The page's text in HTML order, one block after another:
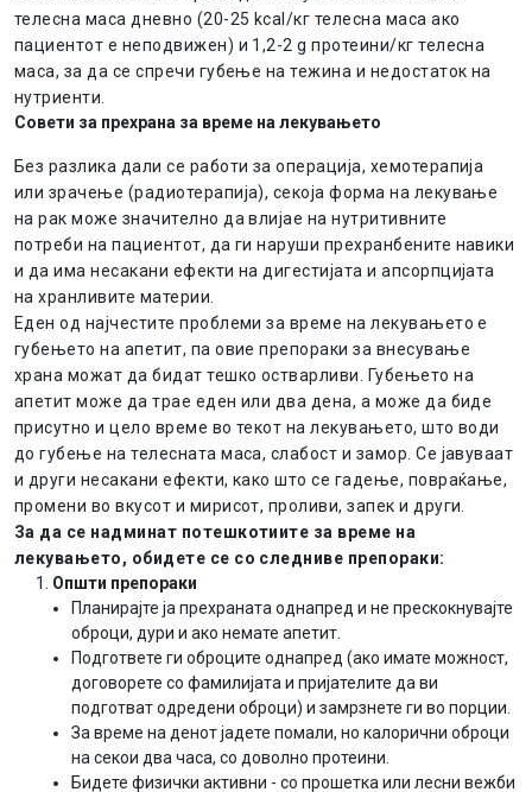
телесна маса дневно (20-25 kcal/кг телесна маса ако
пациентот е неподвижен) и 1,2-2 g протеини/кг телесна
маса, за да се спречи губење на тежина и недостаток на
нутриенти.
Совети за прехрана за време на лекувањето
Без разлика дали се работи за операција, хемотерапија
или зрачење (радиотерапија), секоја форма на лекување
на рак може значително да влијае на нутритивните
потреби на пациентот, да ги наруши прехранбените навики
и да има несакани ефекти на дигестијата и апсорпцијата
на хранливите материи.
Еден од најчестите проблеми за време на лекувањето е
губењето на апетит, па овие препораки за внесување
храна можат да бидат тешко остварливи. Губењето на
апетит може да трае еден или два дена, а може да биде
присутно и цело време во текот на лекувањето, што води
до губење на телесната маса, слабост и замор. Се јавуваат
и други несакани ефекти, како што се гадење, повраќање,
промени во вкусот и мирисот, проливи, запек и други.
За да се надминат потешкотиите за време на
лекувањето, обидете се со следниве препораки:
Општи препораки
Планирајте ја прехраната однапред и не прескокнувајте
оброци, дури и ако немате апетит.
Подгответе ги оброците однапред (ако имате можност,
договорете со фамилијата и пријателите да ви
подготват одредени оброци) и замрзнете ги во порции.
За време на денот јадете помали, но калорични оброци
на секои два часа, со доволно протеини.
Бидете физички активни - со прошетка или лесни вежби